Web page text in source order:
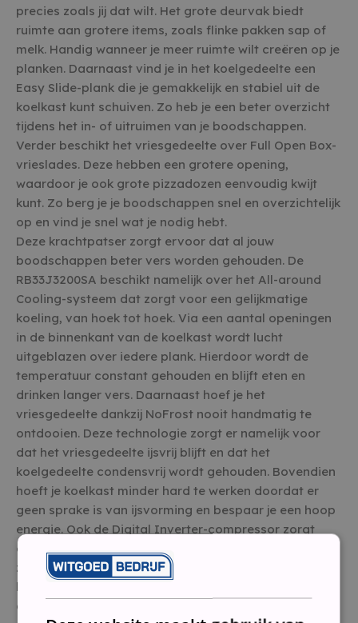
precies zoals jij dat wilt. Het grote deurvak biedt
ruimte aan grotere items, zoals flinke pakken sap of
melk. Handig wanneer je meer ruimte wilt creëren op je
planken. Daarnaast vind je in het koelgedeelte een
Easy Slide-plank die je gemakkelijk en stabiel uit de
koelkast kunt schuiven. Zo heb je een beter overzicht
tijdens het in- of uitruimen van je boodschappen.
Verder beschikt het vriesgedeelte over Full Open Box-
vrieslades. Deze hebben een grotere opening,
waardoor je ook grote pizzadozen eenvoudig kwijt
kunt. Zo berg je je boodschappen snel en overzichtelijk
op en vind je snel wat je nodig hebt.
Deze krachtpatser zorgt ervoor dat al jouw
boodschappen beter vers worden gehouden. De
RB33J3200SA beschikt namelijk over het All-around
Cooling-systeem dat zorgt voor een gelijkmatige
koeling, van hoek tot hoek. Via een aantal openingen
in de binnenkant van de koelkast wordt lucht
uitgeblazen over iedere plank. Hierdoor wordt de
temperatuur constant gehouden en blijft eten en
drinken langer vers. Daarnaast hoef je het
vriesgedeelte dankzij NoFrost nooit handmatig te
ontdooien. Deze technologie zorgt er namelijk voor
dat het vriesgedeelte ijsvrij blijft en dat het
koelgedeelte condensvrij wordt gehouden. Bovendien
hoeft je koelkast minder hard te werken doordat er
geen sprake is van ijsvorming en bespaar je een hoop
energie. Ook de Digital Inverter-compressor zorgt
ervoor dat je energie bespaart. De compressor past
zijn vermogen namelijk aan op wat je in de koelkast
hebt liggen. Hierdoor maakt de compressor minder
geluid en gaat hij langer mee.